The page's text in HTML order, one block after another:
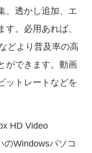
、透かし追加、エ
す。必用あれば、
どより普及率の高
ができます。動画
ットレートなどを
HD Video
のWindowsパソコ